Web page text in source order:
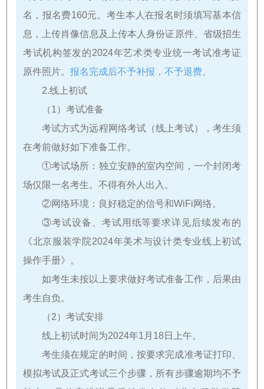
名，报名费160元。考生本人在报名时须填写基本信
息，上传肖像信息及上传本人身份证原件、省级招生
考试机构签发的2024年艺术类专业统一考试准考证
原件照片。 报名完成后不予补报，不予退费。
2.线上初试
（1）考试准备
考试方式为远程网络考试（线上考试），考生须
在考前做好如下准备工作。
①考试场所：独立安静的室内空间，一个封闭考
场仅限一名考生。不得有外人出入。
②网络环境：良好稳定的信号和WiFi网络。
③考试设备、考试用纸等要求详见后续发布的
《北京服装学院2024年美术与设计类专业线上初试
操作手册》。
如考生未按以上要求做好考试准备工作，后果由
考生自负。
（2）考试安排
线上初试时间为2024年1月18日上午。
考生须在规定的时间，按要求完成准考证打印、
模拟考试及正式考试三个步骤，所有步骤逾期均不予